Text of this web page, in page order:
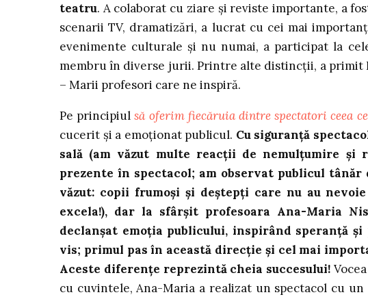
teatru. A colaborat cu ziare şi reviste importante, a
scenarii TV, dramatizări, a lucrat cu cei mai
evenimente culturale şi nu numai, a participat la
membru în diverse jurii. Printre alte distincţii, a primit
– Marii profesori care ne inspiră.
Pe principiulsă oferim fiecăruia dintre spectatori ceea
cucerit și a emoționat publicul. Cu siguranță
sală (am văzut multe reacții de nemulțumire
prezente în spectacol; am observat publicul
văzut: copii frumoși și deștepți care nu au
excela!), dar la sfârșit profesoara Ana-Maria
declanșat emoția publicului, inspirând speranță
vis; primul pas în această direcție și cel mai
Aceste diferențe reprezintă cheia succesului!
cu cuvintele, Ana-Maria a realizat un spectacol cu